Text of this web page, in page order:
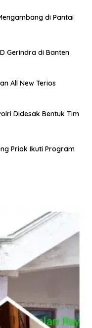
di Pantai
Gerindra di Banten
All New Terios
Didesak Bentuk Tim
Priok Ikuti Program